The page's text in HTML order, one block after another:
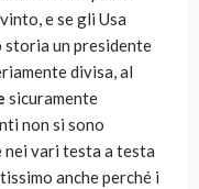
e se gli Usa
storia un presidente
divisa, al
sicuramente
non si sono
nei vari testa a testa
anche perché i